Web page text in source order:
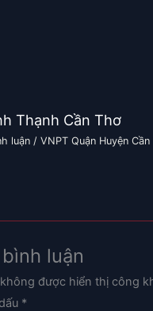
Thạnh Cần Thơ
luận /VNPT Quận Huyện
luận
được hiển thị công
*